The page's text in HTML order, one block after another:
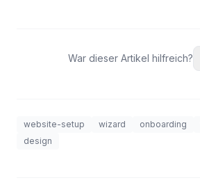
War dieser Artikel hilfreich?
website-setup wizard onboarding
design